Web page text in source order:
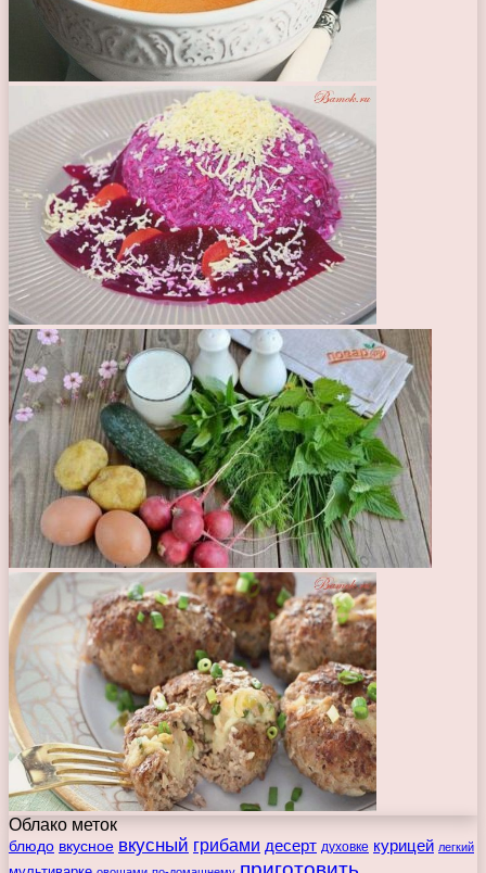
Облако меток
блюдо вкусное вкусный грибами десерт духовке курицей легкий
приготовить